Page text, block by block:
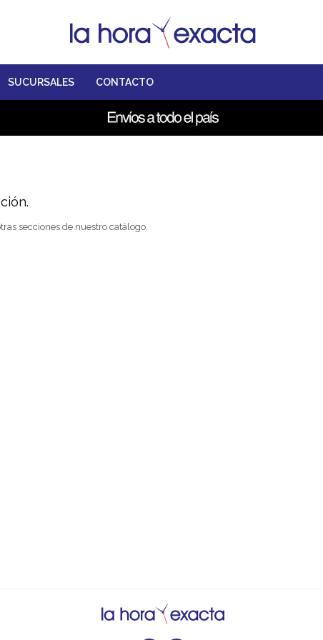
SUCURSALES CONTACTO
secciones de nuestro catálogo.